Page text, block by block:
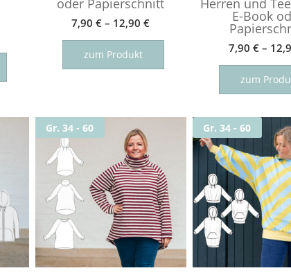
Dieses
weist
Varianten
Optionen
auf
der
Produktseite
gewählt
werden
7,90€ – 12,90€
zum Produkt
Dieses
weist
auf.
Optionen
können
auf
der
Produktseite
gewählt
werden
E-Book
7,90 €–
zum
Gr. 34 - 60 Gr. 34 - 60